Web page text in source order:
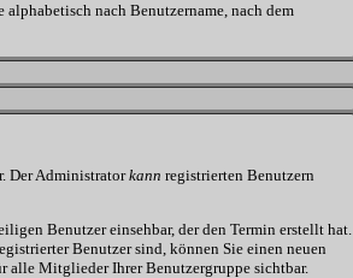
nach Benutzername, nach dem
Der Administratorkann registrierten Benutzern
Benutzer einsehbar, der den Termin erstellt hat.
Benutzer sind, können Sie einen neuen
alle Mitglieder Ihrer Benutzergruppe sichtbar.